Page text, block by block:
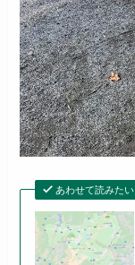
あわせて読みたい